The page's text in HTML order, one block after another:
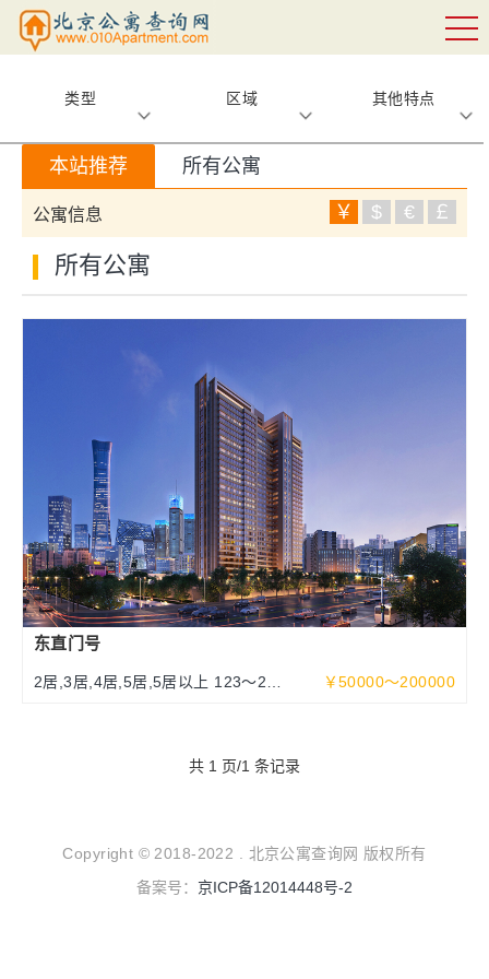
类型 区域 其他特点
本站推荐 所有公寓
公寓信息 ￥ $ € ￡
所有公寓
东直门号
2居,3居,4居,5居,5居以上 123～252
￥50000～200000
共 1 页/1 条记录
Copyright © 2018-2022 . 北京公寓查询网 版权所有
备案号： 京ICP备12014448号-2